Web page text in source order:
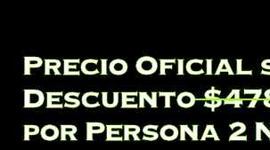
Precio Oficial
Descuento
por Persona 2